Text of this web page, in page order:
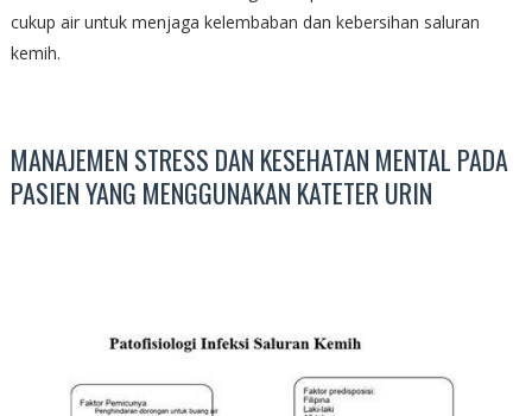
cukup air untuk menjaga kelembaban dan kebersihan saluran
kemih.
MANAJEMEN STRESS DAN KESEHATAN MENTAL PADA
PASIEN YANG MENGGUNAKAN KATETER URIN